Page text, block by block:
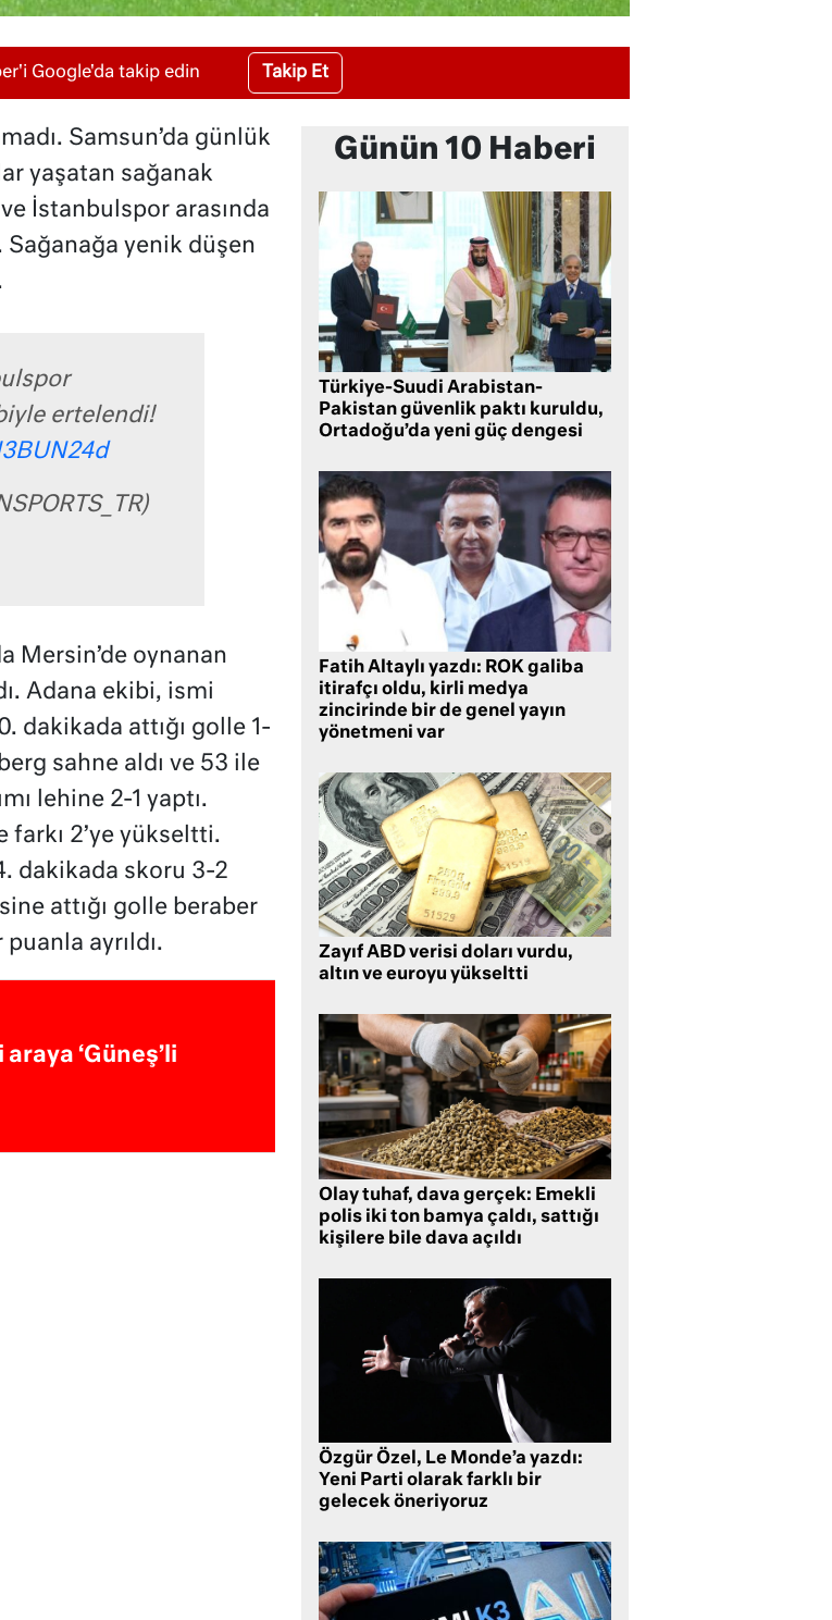
Google'da takip edin Takip Et
Samsun’da günlük
yaşatan sağanak
İstanbulspor arasında
Sağanağa yenik düşen
ertelendi!
Mersin’de oynanan
Adana ekibi, ismi
dakikada attığı golle 1-
sahne aldı ve 53 ile
lehine 2-1 yaptı.
farkı 2’ye yükseltti.
dakikada skoru 3-2
attığı golle beraber
ayrıldı.
‘Güneş’li
Günün 10 Haberi
Türkiye-Suudi Arabistan-
Pakistan güvenlik paktı kuruldu,
Ortadoğu’da yeni güç dengesi
Fatih Altaylı yazdı: ROK galiba
itirafçı oldu, kirli medya
zincirinde bir de genel yayın
yönetmeni var
Zayıf ABD verisi doları vurdu,
altın ve euroyu yükseltti
Olay tuhaf, dava gerçek: Emekli
polis iki ton bamya çaldı, sattığı
kişilere bile dava açıldı
Özgür Özel, Le Monde’a yazdı:
Yeni Parti olarak farklı bir
gelecek öneriyoruz